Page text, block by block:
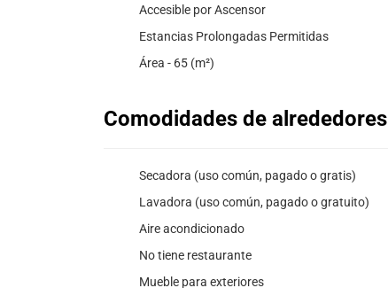
Accesible por Ascensor
Estancias Prolongadas Permitidas
Área - 65 (m²)
Comodidades de alrededores
Secadora (uso común, pagado o gratis)
Lavadora (uso común, pagado o gratuito)
Aire acondicionado
No tiene restaurante
Mueble para exteriores